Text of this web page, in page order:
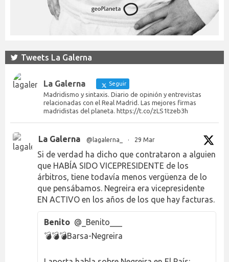
Tweets La Galerna
La Galerna Seguir
Madridismo y sintaxis. Diario de opinión y entrevistas
relacionadas con el Real Madrid. Las mejores firmas
madridistas del planeta. https://t.co/zLS1tzeb3h
La Galerna @lagalerna_ · 29 Mar
Si de verdad ha dicho que contrataron a alguien
que HABÍA SIDO VICEPRESIDENTE de los
árbitros, tiene todavía menos vergüenza de lo
que pensábamos. Negreira era vicepresidente
EN ACTIVO en los años de los que hay facturas.
Benito @_Benito___
💣💣💣Barsa-Negreira